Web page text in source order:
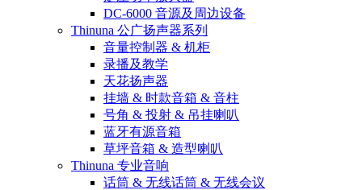
DC-6000 音源及周边设备
Thinuna 公广扬声器系列
音量控制器 & 机柜
录播及教学
天花扬声器
挂墙 & 时款音箱 & 音柱
号角 & 投射 & 吊挂喇叭
蓝牙有源音箱
草坪音箱 & 造型喇叭
Thinuna 专业音响
话筒 & 无线话筒 & 无线会议